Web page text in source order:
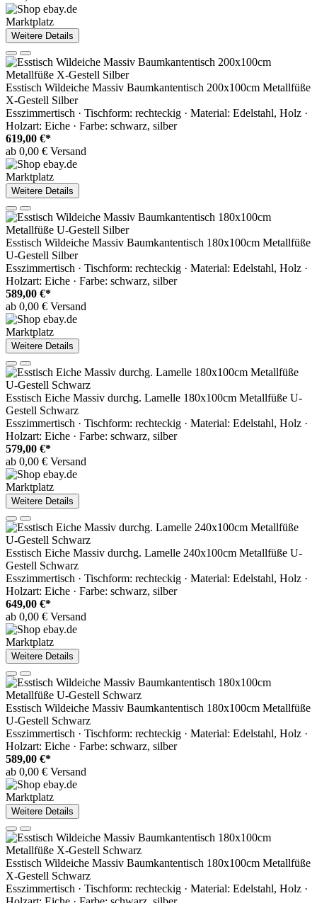
Marktplatz
Weitere Details
Esstisch Wildeiche Massiv Baumkantentisch 200x100cm Metallfüße
X-Gestell Silber
Esszimmertisch · Tischform: rechteckig · Material: Edelstahl, Holz ·
Holzart: Eiche · Farbe: schwarz, silber
619,00 €*
ab 0,00 € Versand
Marktplatz
Weitere Details
Esstisch Wildeiche Massiv Baumkantentisch 180x100cm Metallfüße
U-Gestell Silber
Esszimmertisch · Tischform: rechteckig · Material: Edelstahl, Holz ·
Holzart: Eiche · Farbe: schwarz, silber
589,00 €*
ab 0,00 € Versand
Marktplatz
Weitere Details
Esstisch Eiche Massiv durchg. Lamelle 180x100cm Metallfüße U-
Gestell Schwarz
Esszimmertisch · Tischform: rechteckig · Material: Edelstahl, Holz ·
Holzart: Eiche · Farbe: schwarz, silber
579,00 €*
ab 0,00 € Versand
Marktplatz
Weitere Details
Esstisch Eiche Massiv durchg. Lamelle 240x100cm Metallfüße U-
Gestell Schwarz
Esszimmertisch · Tischform: rechteckig · Material: Edelstahl, Holz ·
Holzart: Eiche · Farbe: schwarz, silber
649,00 €*
ab 0,00 € Versand
Marktplatz
Weitere Details
Esstisch Wildeiche Massiv Baumkantentisch 180x100cm Metallfüße
U-Gestell Schwarz
Esszimmertisch · Tischform: rechteckig · Material: Edelstahl, Holz ·
Holzart: Eiche · Farbe: schwarz, silber
589,00 €*
ab 0,00 € Versand
Marktplatz
Weitere Details
Esstisch Wildeiche Massiv Baumkantentisch 180x100cm Metallfüße
X-Gestell Schwarz
Esszimmertisch · Tischform: rechteckig · Material: Edelstahl, Holz ·